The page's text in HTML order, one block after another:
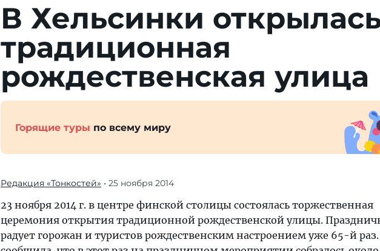
В Хельсинки
традиционная
рождественская улица
Горящие туры по всему миру
Редакция «Тонкостей» • 25 ноября 2014
23 ноября 2014 г. в центре финской столицы состоялась торжественная
церемония открытия традиционной рождественской улицы.
радует горожан и туристов рождественским настроением уже 65-й